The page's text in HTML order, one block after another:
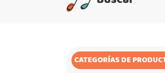
CATEGORÍAS DE